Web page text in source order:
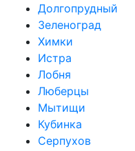
Долгопрудный
Зеленоград
Химки
Истра
Лобня
Люберцы
Мытищи
Кубинка
Серпухов